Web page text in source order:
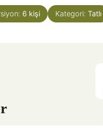
k
i
6 kişi Kategori: Tatlı